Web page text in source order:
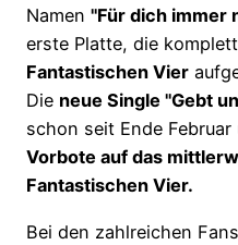
Namen "Für dich immer
erste Platte, die
Fantastischen Vier
Die neue Single "Gebt
schon seit Ende
Vorbote auf das
Fantastischen Vier.
Bei den zahlreichen